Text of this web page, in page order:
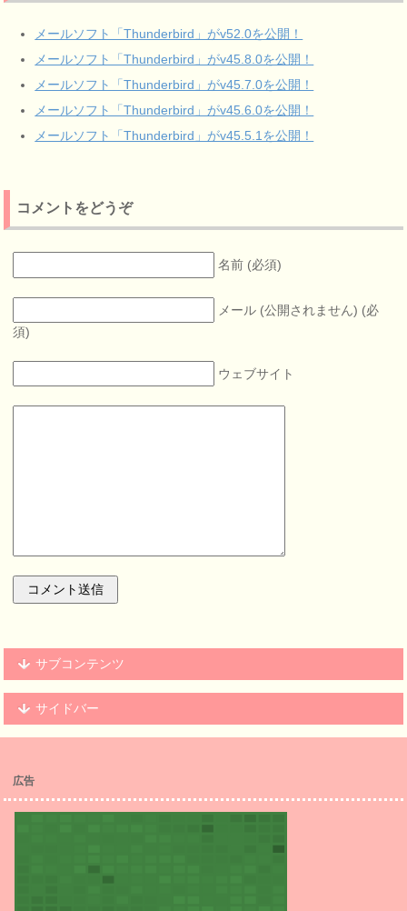
メールソフト「Thunderbird」がv52.0を公開！
メールソフト「Thunderbird」がv45.8.0を公開！
メールソフト「Thunderbird」がv45.7.0を公開！
メールソフト「Thunderbird」がv45.6.0を公開！
メールソフト「Thunderbird」がv45.5.1を公開！
コメントをどうぞ
名前 (必須)
メール (公開されません) (必
須)
ウェブサイト
サブコンテンツ
サイドバー
広告